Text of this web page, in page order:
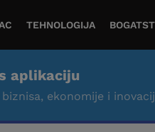
TEHNOLOGIJA
aplikaciju
ekonomije i